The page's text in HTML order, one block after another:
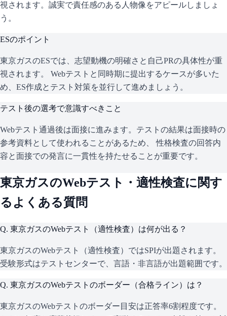
視されます。誠実で責任感のある人物像をアピールしましょ
う。
ESのポイント
東京ガスのESでは、志望動機の明確さと自己PRの具体性が重
視されます。 Webテストと同時期に提出するケースが多いた
め、ES作成とテスト対策を並行して進めましょう。
テスト後の選考で意識すべきこと
Webテスト通過後は面接に進みます。テストの結果は面接時の
参考資料として使われることがあるため、 性格検査の回答内
容と面接での発言に一貫性を持たせることが重要です。
東京ガスのWebテスト・適性検査に関す
るよくある質問
Q. 東京ガスのWebテスト（適性検査）は何が出る？
東京ガスのWebテスト（適性検査）ではSPIが出題されます。
受験形式はテストセンターで、言語・非言語が出題範囲です。
Q. 東京ガスのWebテストのボーダー（合格ライン）は？
東京ガスのWebテストのボーダー目安は正答率6割程度です。